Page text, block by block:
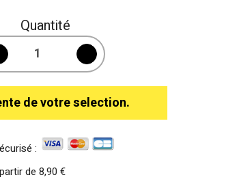
Quantité
de votre selection.
:
de 8,90 €